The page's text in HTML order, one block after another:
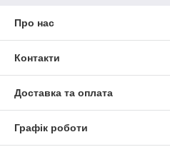
Про нас
Контакти
Доставка та оплата
Графік роботи